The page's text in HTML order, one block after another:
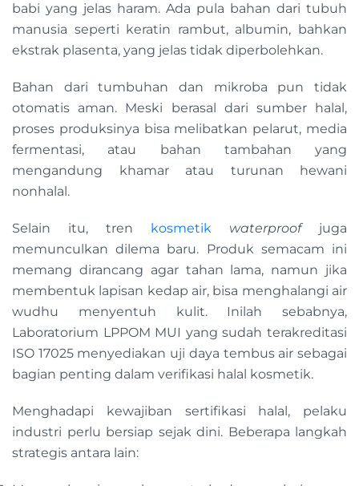
babi yang jelas haram. Ada pula bahan dari tubuh
manusia seperti keratin rambut, albumin, bahkan
ekstrak plasenta, yang jelas tidak diperbolehkan.
Bahan dari tumbuhan dan mikroba pun tidak
otomatis aman. Meski berasal dari sumber halal,
proses produksinya bisa melibatkan pelarut, media
fermentasi, atau bahan tambahan yang
mengandung khamar atau turunan hewani
nonhalal.
Selain itu, tren kosmetik waterproof juga
memunculkan dilema baru. Produk semacam ini
memang dirancang agar tahan lama, namun jika
membentuk lapisan kedap air, bisa menghalangi air
wudhu menyentuh kulit. Inilah sebabnya,
Laboratorium LPPOM MUI yang sudah terakreditasi
ISO 17025 menyediakan uji daya tembus air sebagai
bagian penting dalam verifikasi halal kosmetik.
Menghadapi kewajiban sertifikasi halal, pelaku
industri perlu bersiap sejak dini. Beberapa langkah
strategis antara lain: